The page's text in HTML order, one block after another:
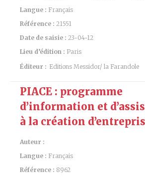
Langue : Français
Référence : 21551
Date de saisie : 23-04-12
Lieu d’édition : Paris
Éditeur : Editions Messidor/ la Farandole
PIACE : programme
d’information et
à la création
Auteur :
Langue : Français
Référence : 8962